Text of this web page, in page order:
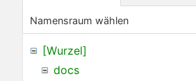
Namensraum wählen
[Wurzel]
docs